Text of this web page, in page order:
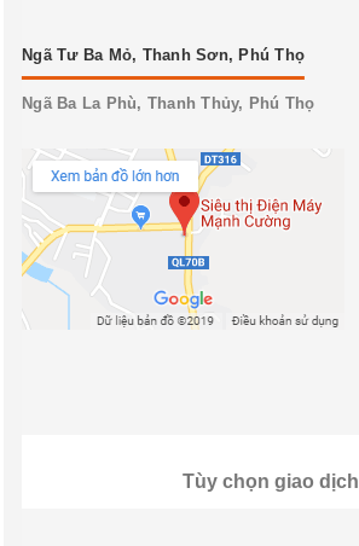
Ngã Tư Ba Mỏ, Thanh Sơn, Phú Thọ
Ngã Ba La Phù, Thanh Thủy, Phú Thọ
Tùy chọn giao dịch